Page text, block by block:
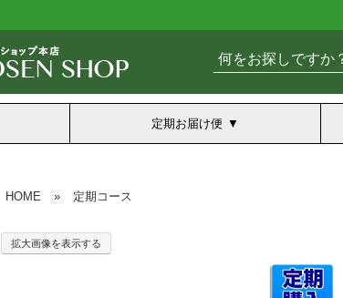
定期お届け便
HOME » 定期コース
拡大画像を表示する